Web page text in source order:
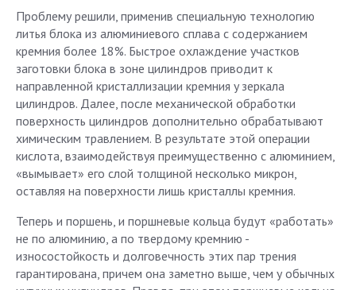
Проблему решили, применив специальную технологию
литья блока из алюминиевого сплава с содержанием
кремния более 18%. Быстрое охлаждение участков
заготовки блока в зоне цилиндров приводит к
направленной кристаллизации кремния y зеркала
цилиндров. Далее, после механической обработки
поверхность цилиндров дополнительно обрабатывают
химическим травлением. В результате этой операции
кислота, взаимодействуя преимущественно с алюминием,
«вымывает» его слой толщиной несколько микрон,
оставляя на поверхности лишь кристаллы кремния.
Теперь и поршень, и поршневые кольца будут «работать»
не по алюминию, а по твердому кремнию -
износостойкость и долговечность этих пар трения
гарантирована, причем она заметно выше, чем у обычных